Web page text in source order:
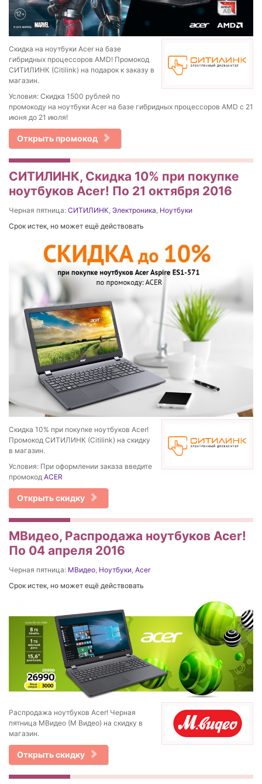
Cкидка на ноутбуки Acer на базе
гибридных процессоров AMD! Промокод
СИТИЛИНК (Citilink) на подарок к заказу в
магазин.
Условия: Скидка 1500 рублей по
промокоду на ноутбуки Acer на базе гибридных процессоров AMD с 21
июня до 21 июля!
Открыть промокод
СИТИЛИНК, Скидка 10% при покупке
ноутбуков Acer! По 21 октября 2016
Черная пятница: СИТИЛИНК, Электроника, Ноутбуки
Срок истек, но может ещё действовать
Скидка 10% при покупке ноутбуков Acer!
Промокод СИТИЛИНК (Citilink) на скидку
в магазин.
Условия: При оформлении заказа введите
промокод ACER
Открыть скидку
МВидео, Распродажа ноутбуков Acer!
По 04 апреля 2016
Черная пятница: МВидео, Ноутбуки, Acer
Срок истек, но может ещё действовать
Распродажа ноутбуков Acer! Черная
пятница МВидео (М Видео) на скидку в
магазин.
Открыть скидку